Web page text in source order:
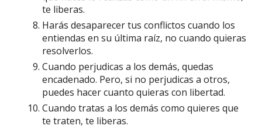
te liberas.
Harás desaparecer tus conflictos cuando los
entiendas en su última raíz, no cuando quieras
resolverlos.
Cuando perjudicas a los demás, quedas
encadenado. Pero, si no perjudicas a otros,
puedes hacer cuanto quieras con libertad.
Cuando tratas a los demás como quieres que
te traten, te liberas.